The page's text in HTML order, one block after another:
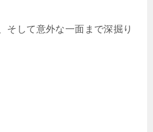
そして意外な一面まで深掘り